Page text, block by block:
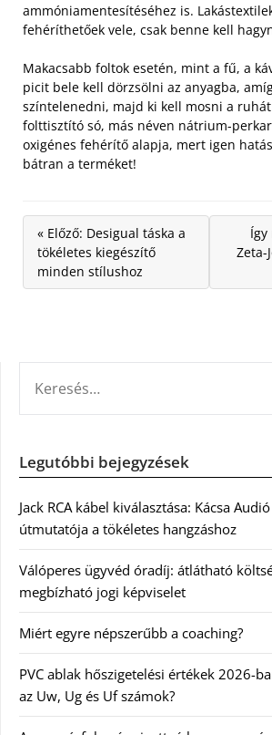
ammóniamentesítéséhez is.
fehéríthetőek vele, csak benne kell
Makacsabb foltok esetén, mint a fű, a
picit bele kell dörzsölni az anyagba,
színtelenedni, majd ki kell mosni a
folttisztító só, más néven nátrium-
oxigénes fehérítő alapja, mert igen
bátran a terméket!
« Előző: Desigual táska a
tökéletes kiegészítő
minden stílushoz
Zeta-
Legutóbbi bejegyzések
Jack RCA kábel kiválasztása: Kácsa
útmutatója a tökéletes hangzáshoz
Válóperes ügyvéd óradíj: átlátható
megbízható jogi képviselet
Miért egyre népszerűbb a coaching?
PVC ablak hőszigetelési értékek 2026-
az Uw, Ug és Uf számok?